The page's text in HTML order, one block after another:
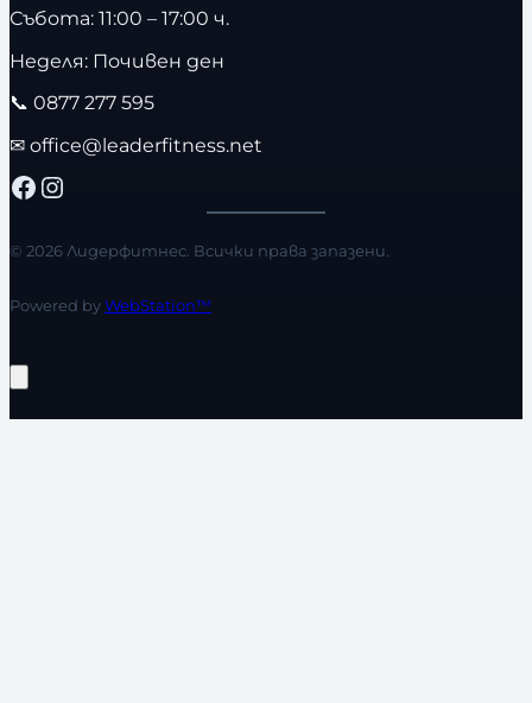
Събота: 11:00 – 17:00 ч.
Неделя: Почивен ден
📞 0877 277 595
✉ office@leaderfitness.net
Facebook Instagram
© 2026 Лидерфитнес. Всички права запазени.
Powered byWebStation™